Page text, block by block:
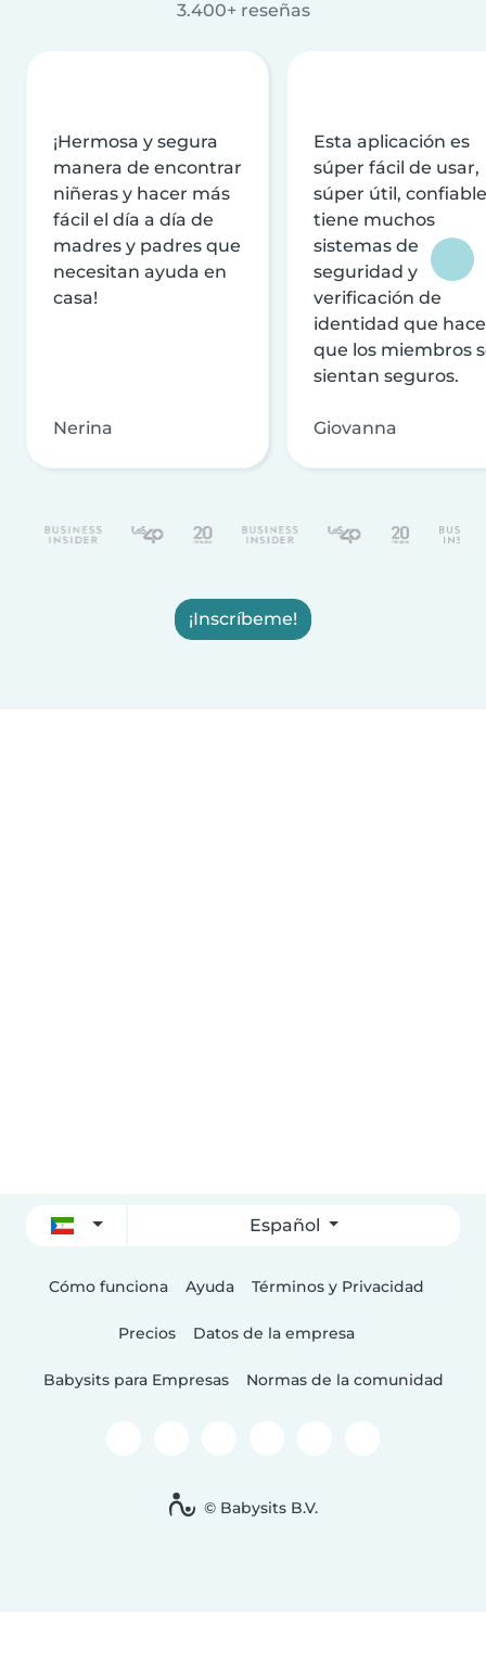
3.400+ reseñas
¡Hermosa y segura
manera de encontrar
niñeras y hacer más
fácil el día a día de
madres y padres que
necesitan ayuda en
casa!
Nerina
Esta aplicación es
súper fácil de usar,
súper útil,
tiene muchos
sistemas de
seguridad y
verificación de
identidad que
que los miembros
sientan seguros.
Giovanna
¡Inscríbeme!
Español
Cómo funciona Ayuda Términos y Privacidad
Precios Datos de la empresa
Babysits para Empresas Normas de la comunidad
© Babysits B.V.